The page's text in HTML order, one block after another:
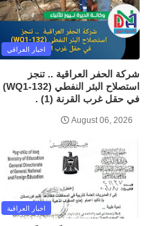
اخبار العراقي
شركة الحفر العراقية .. تنجز
استصلاح البئر النفطي (WQ1-132)
في حقل غرب القرنة (1) .
August 06, 2026
اخبار العراقية